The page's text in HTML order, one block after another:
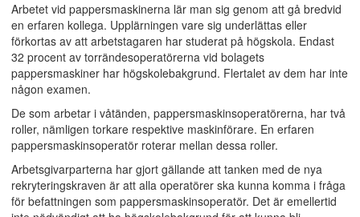
Arbetet vid pappersmaskinerna lär man sig genom att gå bredvid
en erfaren kollega. Upplärningen vare sig underlättas eller
förkortas av att arbetstagaren har studerat på högskola. Endast
32 procent av torrändesoperatörerna vid bolagets
pappersmaskiner har högskolebakgrund. Flertalet av dem har inte
någon examen.
De som arbetar i våtänden, pappersmaskinsoperatörerna, har två
roller, nämligen torkare respektive maskinförare. En erfaren
pappersmaskinsoperatör roterar mellan dessa roller.
Arbetsgivarparterna har gjort gällande att tanken med de nya
rekryteringskraven är att alla operatörer ska kunna komma i fråga
för befattningen som pappersmaskinsoperatör. Det är emellertid